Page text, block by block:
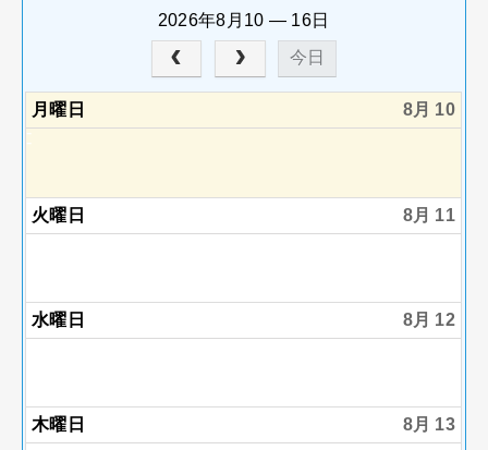
2026年8月10 — 16日
今日
月曜日 8月 10
火曜日 8月 11
水曜日 8月 12
木曜日 8月 13